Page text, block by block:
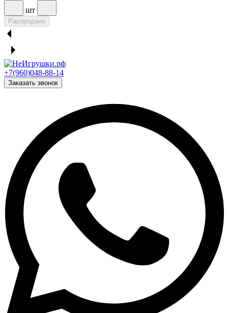
шт
Распродано
+7(960)048-88-14
Заказать звонок